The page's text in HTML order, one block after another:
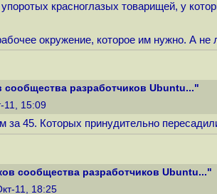
красноглазых товарищей, у
окружение, которое им нужно. А не
сообщества разработчиков Ubuntu..."
11, 15:09
45. Которых принудительно
сообщества разработчиков Ubuntu..."
11, 18:25